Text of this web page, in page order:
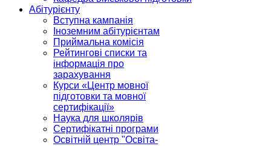
Абітурієнту
Вступна кампанія
Іноземним абітурієнтам
Приймальна комісія
Рейтингові списки та
інформація про
зарахування
Курси «Центр мовної
підготовки та мовної
сертифікації»
Наука для школярів
Сертифікатні програми
Освітній центр "Освіта-